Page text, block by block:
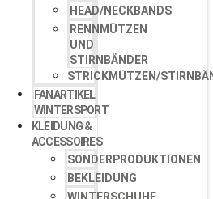
HEAD/NECKBANDS
RENNMÜTZEN
UND
STIRNBÄNDER
STRICKMÜTZEN/
FANARTIKEL
WINTERSPORT
KLEIDUNG &
ACCESSOIRES
SONDERPRODUKTIONEN
BEKLEIDUNG